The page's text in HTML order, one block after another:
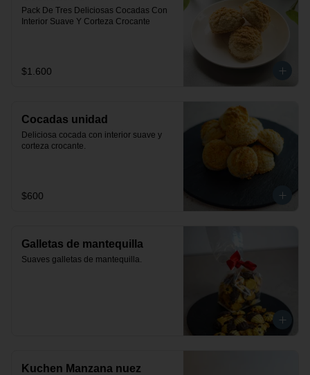
Pack De Tres Deliciosas Cocadas Con
Interior Suave Y Corteza Crocante
$1.600
Cocadas unidad
Deliciosa cocada con interior suave y
corteza crocante.
$600
Galletas de mantequilla
Suaves galletas de mantequilla.
Kuchen Manzana nuez